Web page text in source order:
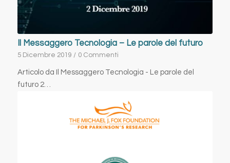
Il Messaggero Tecnologia – Le parole del futuro
5 Dicembre 2019 / 0 Commenti
Articolo da Il Messaggero Tecnologia - Le parole del
futuro 2…